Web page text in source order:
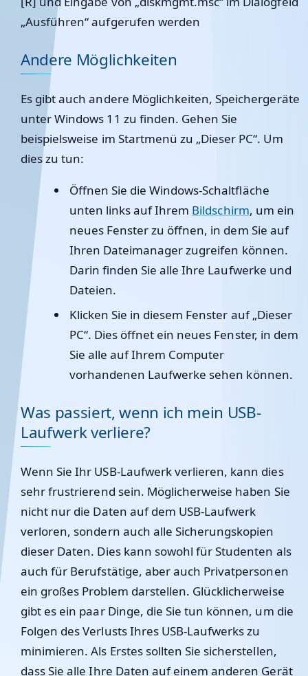
„Ausführen“ aufgerufen werden
Andere Möglichkeiten
Es gibt auch andere Möglichkeiten, Speichergeräte
unter Windows 11 zu finden. Gehen Sie
beispielsweise im Startmenü zu „Dieser PC“. Um
dies zu tun:
Öffnen Sie die Windows-Schaltfläche
unten links auf Ihrem Bildschirm, um ein
neues Fenster zu öffnen, in dem Sie auf
Ihren Dateimanager zugreifen können.
Darin finden Sie alle Ihre Laufwerke und
Dateien.
Klicken Sie in diesem Fenster auf „Dieser
PC“. Dies öffnet ein neues Fenster, in dem
Sie alle auf Ihrem Computer
vorhandenen Laufwerke sehen können.
Was passiert, wenn ich mein USB-
Laufwerk verliere?
Wenn Sie Ihr USB-Laufwerk verlieren, kann dies
sehr frustrierend sein. Möglicherweise haben Sie
nicht nur die Daten auf dem USB-Laufwerk
verloren, sondern auch alle Sicherungskopien
dieser Daten. Dies kann sowohl für Studenten als
auch für Berufstätige, aber auch Privatpersonen
ein großes Problem darstellen. Glücklicherweise
gibt es ein paar Dinge, die Sie tun können, um die
Folgen des Verlusts Ihres USB-Laufwerks zu
minimieren. Als Erstes sollten Sie sicherstellen,
dass Sie alle Ihre Daten auf einem anderen Gerät